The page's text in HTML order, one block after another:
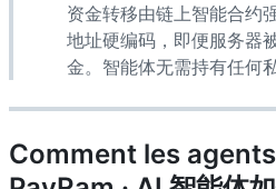
资金转移由链上智能合约
地址硬编码，即便服务器
金。智能体无需持有任何
Comment les